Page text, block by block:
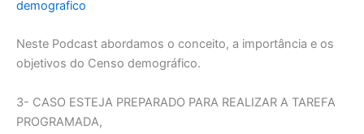
demografico
Neste Podcast abordamos o conceito, a importância e os
objetivos do Censo demográfico.
3- CASO ESTEJA PREPARADO PARA REALIZAR A TAREFA
PROGRAMADA,